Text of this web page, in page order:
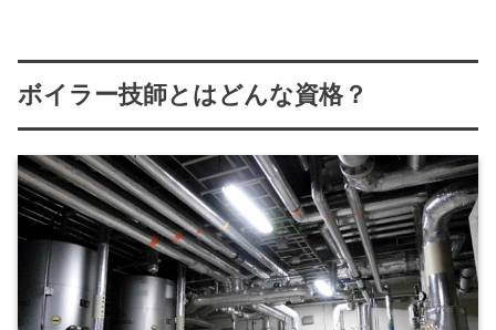
ボイラー技師とはどんな資格？